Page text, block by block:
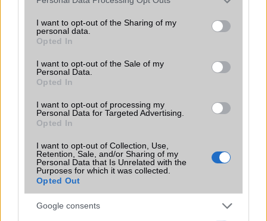
not limited to your visit or usage behaviour. You may click to
grant or deny consent to Google and its third-party tags to
use your data for below specified purposes in below Google
consent section.
I want to opt-out of the Sharing of my
personal data.
Opted In
I want to opt-out of the Sale of my
Personal Data.
Opted In
I want to opt-out of processing my
Personal Data for Targeted Advertising.
Opted In
I want to opt-out of Collection, Use,
Retention, Sale, and/or Sharing of my
Personal Data that Is Unrelated with the
Purposes for which it was collected.
Opted Out
Google consents
Új és Használt GSM kiemelt ajánlatok
Samsung Galaxy S25